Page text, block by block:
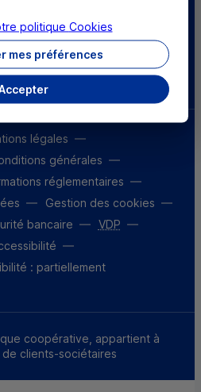
malentendants
l'application
légales
générales
réglementaires
Gestion des cookies
bancaire
VDP
: partiellement
coopérative, appartient à
de clients-sociétaires
mes préférences
politique Cookies